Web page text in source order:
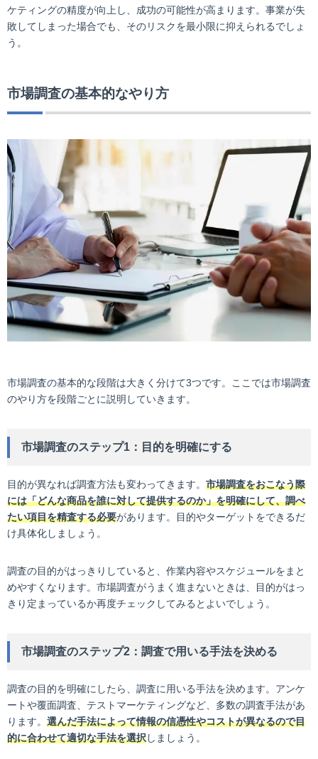
ケティングの精度が向上し、成功の可能性が高まります。事業が失
敗してしまった場合でも、そのリスクを最小限に抑えられるでしょ
う。
市場調査の基本的なやり方
市場調査の基本的な段階は大きく分けて3つです。ここでは市場調査
のやり方を段階ごとに説明していきます。
市場調査のステップ1：目的を明確にする
目的が異なれば調査方法も変わってきます。 市場調査をおこなう際
には「どんな商品を誰に対して提供するのか」を明確にして、調べ
たい項目を精査する必要があります。目的やターゲットをできるだ
け具体化しましょう。
調査の目的がはっきりしていると、作業内容やスケジュールをまと
めやすくなります。市場調査がうまく進まないときは、目的がはっ
きり定まっているか再度チェックしてみるとよいでしょう。
市場調査のステップ2：調査で用いる手法を決める
調査の目的を明確にしたら、調査に用いる手法を決めます。アンケ
ートや覆面調査、テストマーケティングなど、多数の調査手法があ
ります。 選んだ手法によって情報の信憑性やコストが異なるので目
的に合わせて適切な手法を選択しましょう。